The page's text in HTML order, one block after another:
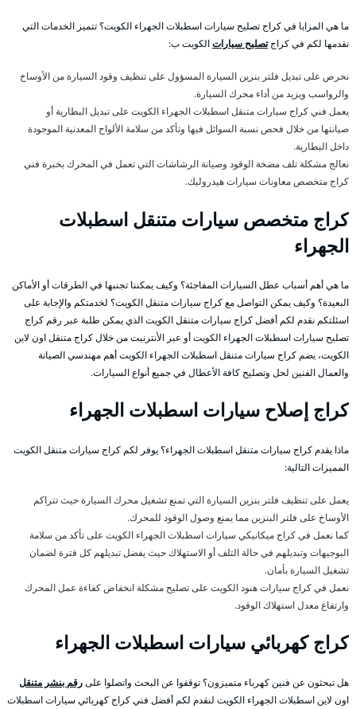
ما هي المزايا في كراج تصليح سيارات اسطبلات الجهراء الكويت؟ تتميز الخدمات التي
نقدمها لكم في كراجتصليح سياراتالكويت ب:
نحرص على تبديل فلتر بنزين السيارة المسؤول على تنظيف وقود السيارة من الأوساخ
والرواسب ويزيد من أداء محرك السيارة.
يعمل فني كراج سيارات متنقل اسطبلات الجهراء الكويت على تبديل البطارية أو
صيانتها من خلال فحص نسبة السوائل فيها وتأكد من سلامة الألواح المعدنية الموجودة
داخل البطارية.
نعالج مشكلة تلف مضخة الوقود وصيانة الرشاشات التي تعمل في المحرك بخبرة فني
كراج متخصص معاونات سيارات هيدروليك.
كراج متخصص سيارات متنقل اسطبلات
الجهراء
ما هي أهم أسباب عطل السيارات المفاجئة؟ وكيف يمكننا تجنبها في الطرقات أو الأماكن
البعيدة؟ وكيف يمكن التواصل مع كراج سيارات متنقل الكويت؟ لخدمتكم والإجابة على
اسئلتكم نقدم لكم أفضل كراج سيارات متنقل الكويت الذي يمكن طلبة عبر رقم كراج
تصليح سيارات اسطبلات الجهراء الكويت أو عبر الأنترنيت من خلال كراج متنقل اون لاين
الكويت، يضم كراج سيارات متنقل اسطبلات الجهراء الكويت أهم مهندسي الصيانة
والعمال الفنين لحل وتصليح كافة الأعطال في جميع أنواع السيارات.
كراج إصلاح سيارات اسطبلات الجهراء
ماذا يقدم كراج سيارات متنقل اسطبلات الجهراء؟ يوفر لكم كراج سيارات متنقل الكويت
المميزات التالية:
يعمل على تنظيف فلتر بنزين السيارة التي تمنع تشغيل محرك السيارة حيث تتراكم
الأوساخ على فلتر البنزين مما يمنع وصول الوقود للمحرك.
كما نعمل في كراج ميكانيكي سيارات اسطبلات الجهراء الكويت على تأكد من سلامة
البوجيهات وتبديلهم في حالة التلف أو الاستهلاك حيث يفضل تبديلهم كل فترة لضمان
تشغيل السيارة بأمان.
نعمل في كراج سيارات هنود الكويت على تصليح مشكلة انخفاض كفاءة عمل المحرك
وارتفاع معدل استهلاك الوقود.
كراج كهربائي سيارات اسطبلات الجهراء
هل تبحثون عن فنين كهرباء متميزون؟ توقفوا عن البحث واتصلوا علىرقم بنشر متنقل
اون لاين اسطبلات الجهراء الكويت لنقدم لكم أفضل فني كراج كهربائي سيارات اسطبلات